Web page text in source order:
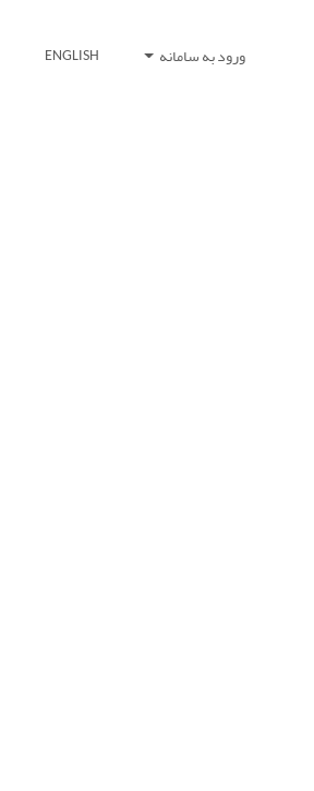
ورود به سامانه ENGLISH